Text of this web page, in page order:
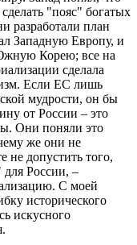
"пояс" богатых
разработали план
Западную Европу, и
Корею; все на
сделала
Если ЕС лишь
мудрости, он бы
от России – это
Они поняли это
же они не
не допустить того,
для России, –
С моей
исторического
искусного